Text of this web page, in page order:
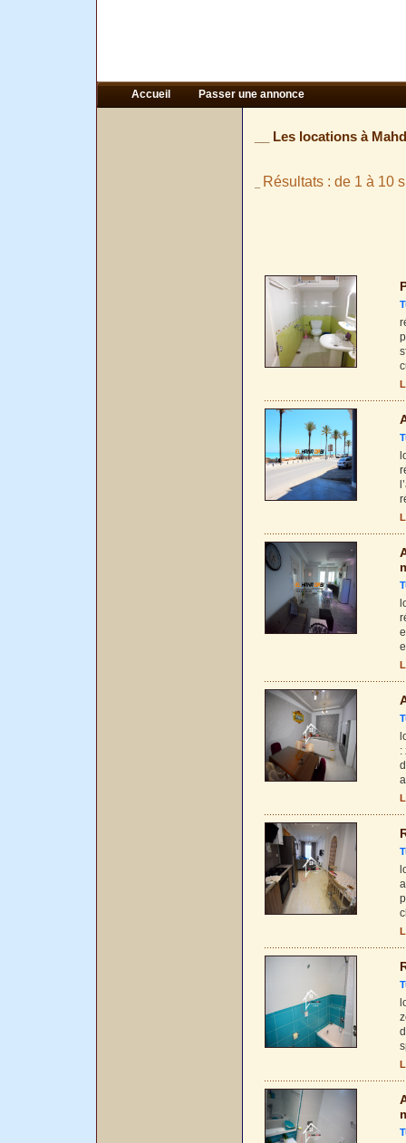
Accueil Passer une annonce
__ Les locations à
Résultats : de 1 à 10
: